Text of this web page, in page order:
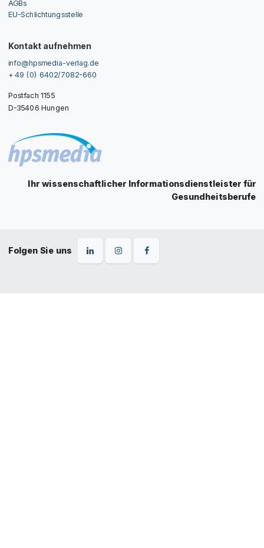
AGBs
EU-Schlichtungsstelle
Kontakt aufnehmen
info@hpsmedia-verlag.de
+ 49 (0) 6402/7082-660
Postfach 1155
D-35406 Hungen
Ihr wissenschaftlicher Informationsdienstleister für
Gesundheitsberufe
Folgen Sie uns